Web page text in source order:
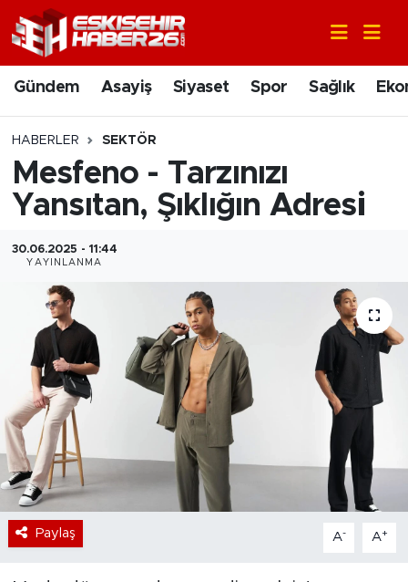
Gündem Asayiş Siyaset Spor Sağlık
HABERLER SEKTÖR
Mesfeno - Tarzınızı
Yansıtan, Şıklığın Adresi
30.06.2025 - 11:44
YAYINLANMA
Paylaş A- A+
Gündem
Asayiş
Siyaset
Spor
Sağlık
Ekonomi
Eğitim
Sanat
Bölge
Teknoloji
Magazin
Nöbetçi Eczaneler
Hava Durumu
Trafik Durumu
Süper Lig Puan Durumu ve Fikstür
Tüm Manşetler
Son Dakika Haberleri
Haber Arşivi